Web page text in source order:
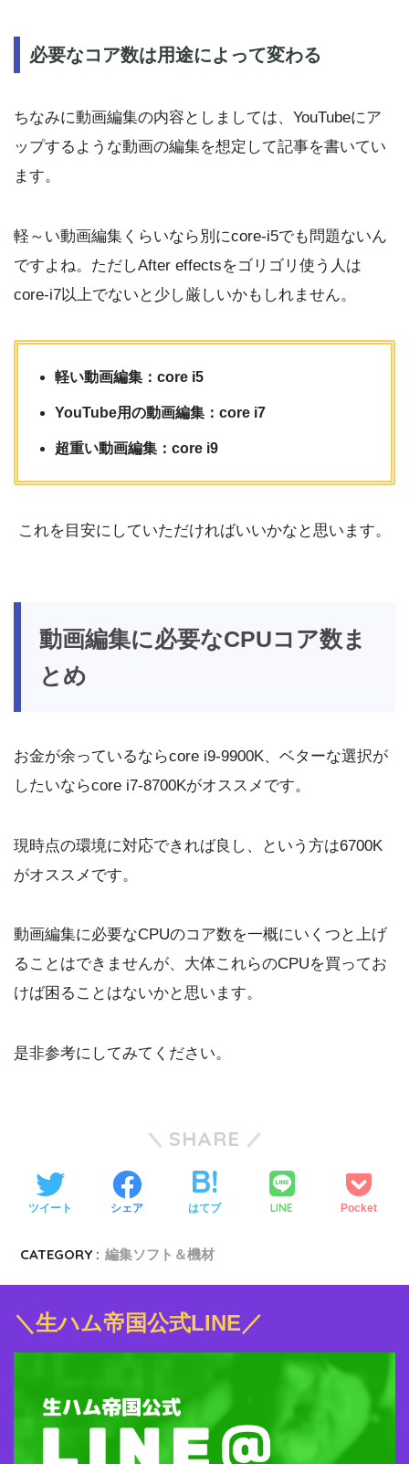
必要なコア数は用途によって変わる
ちなみに動画編集の内容としましては、YouTubeにア
ップするような動画の編集を想定して記事を書いてい
ます。
軽～い動画編集くらいなら別にcore-i5でも問題ないん
ですよね。ただしAfter effectsをゴリゴリ使う人は
core-i7以上でないと少し厳しいかもしれません。
軽い動画編集：core i5
YouTube用の動画編集：core i7
超重い動画編集：core i9
これを目安にしていただければいいかなと思います。
動画編集に必要なCPUコア数ま
とめ
お金が余っているならcore i9-9900K、ベターな選択が
したいならcore i7-8700Kがオススメです。
現時点の環境に対応できれば良し、という方は6700K
がオススメです。
動画編集に必要なCPUのコア数を一概にいくつと上げ
ることはできませんが、大体これらのCPUを買ってお
けば困ることはないかと思います。
是非参考にしてみてください。
SHARE
ツイート シェア はてブ LINE Pocket
CATEGORY : 編集ソフト＆機材
＼生ハム帝国公式LINE／